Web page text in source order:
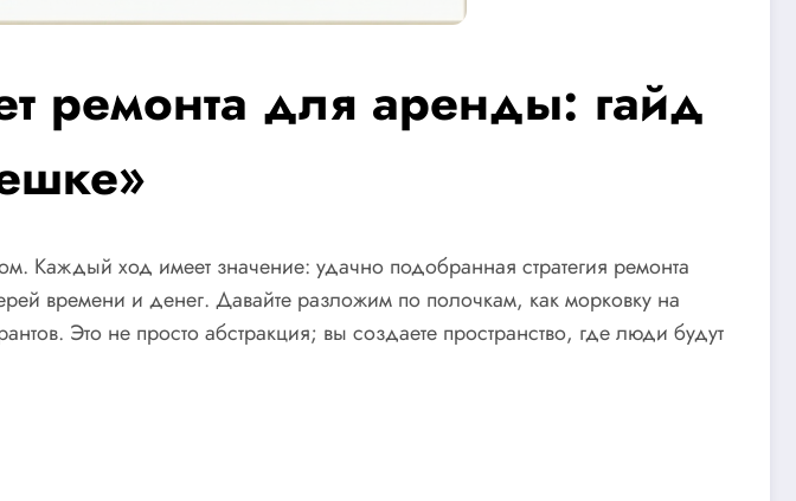
ремонта для аренды: гайд
Каждый ход имеет значение: удачно подобранная стратегия ремонта
времени и денег. Давайте разложим по полочкам, как морковку на
Это не просто абстракция; вы создаете пространство, где люди будут